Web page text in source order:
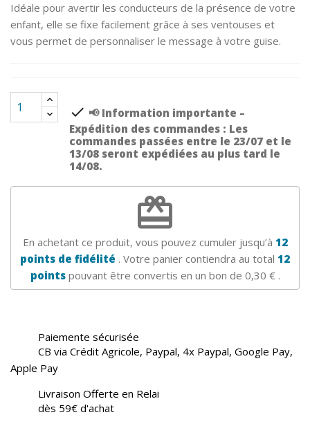
Idéale pour avertir les conducteurs de la présence de votre
enfant, elle se fixe facilement grâce à ses ventouses et
vous permet de personnaliser le message à votre guise.
check 📢 Information importante –
Expédition des commandes : Les
commandes passées entre le 23/07 et le
13/08 seront expédiées au plus tard le
14/08.
redeem
En achetant ce produit, vous pouvez cumuler jusqu’à 12
points de fidélité . Votre panier contiendra au total 12
pointspouvant être convertis en un bon de 0,30 €.
Paiemente sécurisée
CB via Crédit Agricole, Paypal, 4x Paypal, Google Pay,
Apple Pay
Livraison Offerte en Relai
dès 59€ d'achat